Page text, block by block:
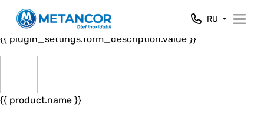
Close
{{ plugin_settings.form_header.value }}
{{ plugin_settings.form_description.value }}
{{ product.name }}
RU